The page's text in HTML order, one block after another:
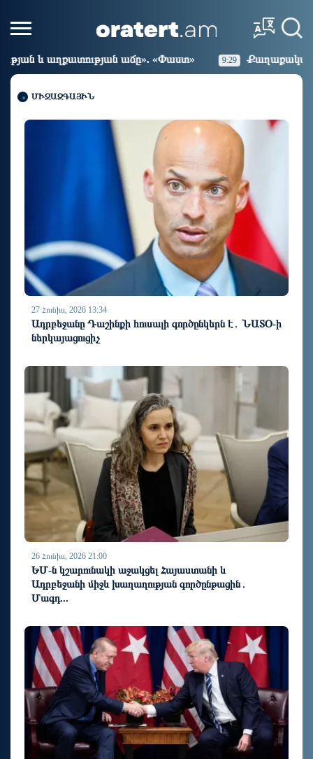
9:29 Քաղաքական սուր կոնտրաստն ու դիսբալանսը.
ՄԻՋԱԶԳԱՅԻՆ
27 Հունիս, 2026 13:34
Ադրբեջանը Դաշինքի հուսալի գործընկերն է․ ՆԱՏՕ-ի
ներկայացուցիչ
26 Հունիս, 2026 21:00
ԵՄ-ն կշարունակի աջակցել Հայաստանի և
Ադրբեջանի միջև խաղաղության գործընթացին․
Մագդ...